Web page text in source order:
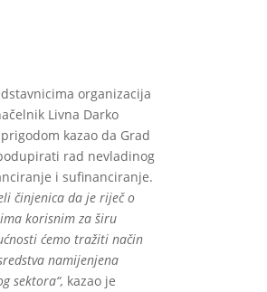
organizacija
Livna Darko
kazao da Grad
rad nevladinog
i sufinanciranje.
činjenica da je riječ o
korisnim za širu
ćemo tražiti način
namijenjena
sektora“, kazao je